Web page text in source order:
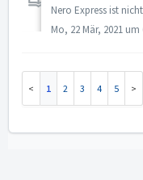
Mo, 22 Mär, 2021 um
1 2 3 4 5